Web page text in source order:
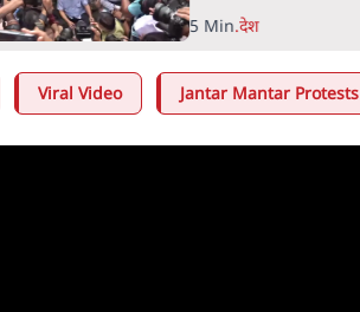
5 Min.देश
Viral Video Jantar Mantar Protests